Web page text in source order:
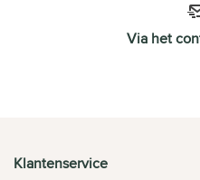
Via het
Klantenservice